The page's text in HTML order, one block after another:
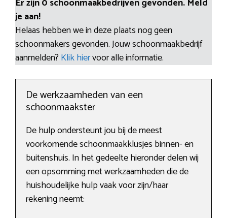
je aan!
Helaas hebben we in deze plaats nog geen
schoonmakers gevonden. Jouw schoonmaakbedrijf
aanmelden? Klik hiervoor alle informatie.
De werkzaamheden van een
schoonmaakster
De hulp ondersteunt jou bij de meest
voorkomende schoonmaakklusjes binnen- en
buitenshuis. In het gedeelte hieronder delen wij
een opsomming met werkzaamheden die de
huishoudelijke hulp vaak voor zijn/haar
rekening neemt: